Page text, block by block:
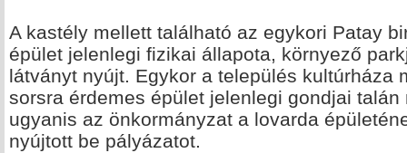
A kastély mellett található az egykori Patay
épület jelenlegi fizikai állapota, környező
látványt nyújt. Egykor a település kultúrháza
sorsra érdemes épület jelenlegi gondjai
ugyanis az önkormányzat a lovarda
nyújtott be pályázatot.